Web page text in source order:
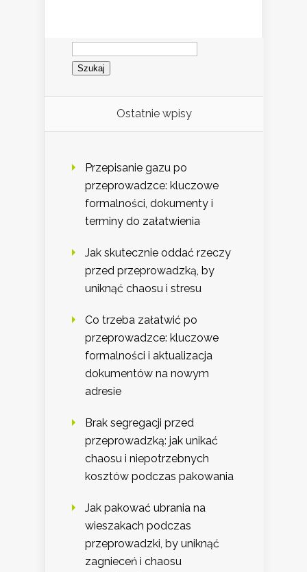
Szukaj:
Ostatnie wpisy
Przepisanie gazu po
przeprowadzce: kluczowe
formalności, dokumenty i
terminy do załatwienia
Jak skutecznie oddać rzeczy
przed przeprowadzką, by
uniknąć chaosu i stresu
Co trzeba załatwić po
przeprowadzce: kluczowe
formalności i aktualizacja
dokumentów na nowym
adresie
Brak segregacji przed
przeprowadzką: jak unikać
chaosu i niepotrzebnych
kosztów podczas pakowania
Jak pakować ubrania na
wieszakach podczas
przeprowadzki, by uniknąć
zagnieceń i chaosu